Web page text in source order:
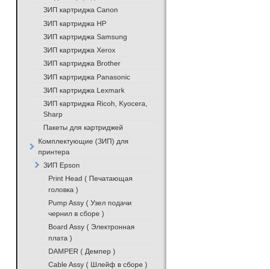
ЗИП картриджа Canon
ЗИП картриджа HP
ЗИП картриджа Samsung
ЗИП картриджа Xerox
ЗИП картриджа Brother
ЗИП картриджа Panasonic
ЗИП картриджа Lexmark
ЗИП картриджа Ricoh, Kyocera,
Sharp
Пакеты для картриджей
Комплектующие (ЗИП) для
принтера
ЗИП Epson
Print Head ( Печатающая
головка )
Pump Assy ( Узел подачи
чернил в сборе )
Board Assy ( Электронная
плата )
DAMPER ( Демпер )
Cable Assy ( Шлейф в сборе )